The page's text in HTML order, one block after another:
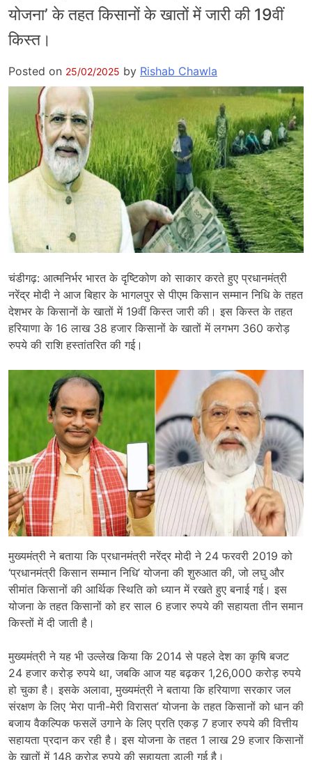
योजना’ के तहत किसानों के खातों में जारी की 19वीं
किस्त।
Posted on 25/02/2025 by Rishab Chawla
चंडीगढ़: आत्मनिर्भर भारत के दृष्टिकोण को साकार करते हुए प्रधानमंत्री
नरेंद्र मोदी ने आज बिहार के भागलपुर से पीएम किसान सम्मान निधि के तहत
देशभर के किसानों के खातों में 19वीं किस्त जारी की। इस किस्त के तहत
हरियाणा के 16 लाख 38 हजार किसानों के खातों में लगभग 360 करोड़
रुपये की राशि हस्तांतरित की गई।
मुख्यमंत्री ने बताया कि प्रधानमंत्री नरेंद्र मोदी ने 24 फरवरी 2019 को
‘प्रधानमंत्री किसान सम्मान निधि’ योजना की शुरुआत की, जो लघु और
सीमांत किसानों की आर्थिक स्थिति को ध्यान में रखते हुए बनाई गई। इस
योजना के तहत किसानों को हर साल 6 हजार रुपये की सहायता तीन समान
किस्तों में दी जाती है।
मुख्यमंत्री ने यह भी उल्लेख किया कि 2014 से पहले देश का कृषि बजट
24 हजार करोड़ रुपये था, जबकि आज यह बढ़कर 1,26,000 करोड़ रुपये
हो चुका है। इसके अलावा, मुख्यमंत्री ने बताया कि हरियाणा सरकार जल
संरक्षण के लिए ‘मेरा पानी-मेरी विरासत’ योजना के तहत किसानों को धान की
बजाय वैकल्पिक फसलें उगाने के लिए प्रति एकड़ 7 हजार रुपये की वित्तीय
सहायता प्रदान कर रही है। इस योजना के तहत 1 लाख 29 हजार किसानों
के खातों में 148 करोड़ रुपये की सहायता डाली गई है।